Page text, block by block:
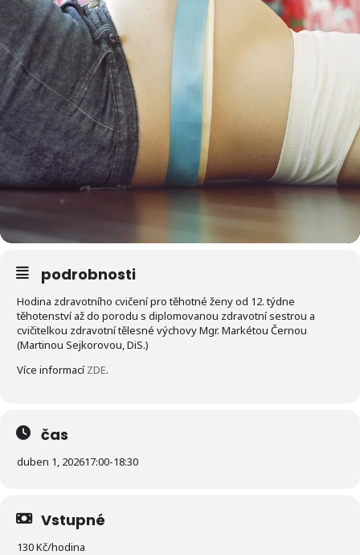
podrobnosti
Hodina zdravotního cvičení pro těhotné ženy od 12. týdne
těhotenství až do porodu s diplomovanou zdravotní sestrou a
cvičitelkou zdravotní tělesné výchovy Mgr. Markétou Černou
(Martinou Sejkorovou, DiS.)
Více informacíZDE.
čas
duben 1, 202617:00-18:30
Vstupné
130 Kč/hodina